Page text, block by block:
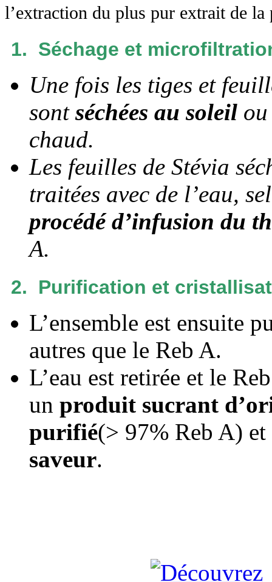
l’extraction du plus pur extrait de la
1. Séchage et
Une fois les tiges et
sontséchées au soleil
chaud.
Les feuilles de Stévia
traitées avec de l’eau,
procédé d’infusion du
A.
2. Purification et
L’ensemble est ensuite
autres que le Reb A.
L’eau est retirée et le
un produit sucrant
purifié(> 97% Reb A) et
saveur.